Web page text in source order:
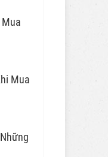
Mua